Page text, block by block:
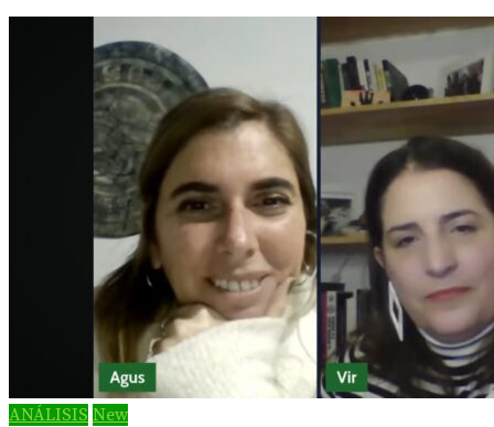
ANÁLISIS New